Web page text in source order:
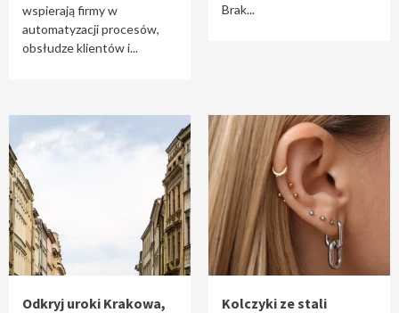
wspierają firmy w
automatyzacji procesów,
obsłudze klientów i...
Brak...
Odkryj uroki Krakowa,
Kolczyki ze stali